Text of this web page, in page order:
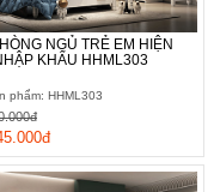
NGỦ TRẺ EM HIỆN
KHẨU HHML303
phẩm: HHML303